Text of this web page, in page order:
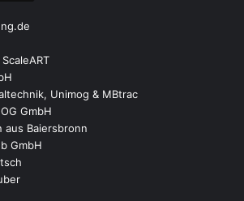
Unimog & MBtrac
GmbH
aus Baiersbronn
GmbH